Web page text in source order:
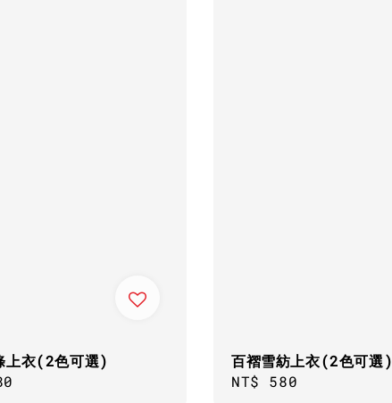
上衣(2色可選)
百褶雪紡上衣(2色可選)
Regular
NT$ 580